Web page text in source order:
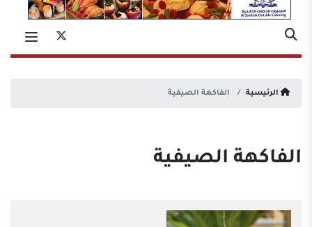
الرئيسية الفاكهة الصيفية
الفاكهة الصيفية